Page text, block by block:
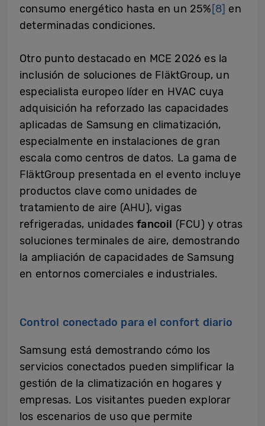
consumo energético hasta en un 25% [8] en
determinadas condiciones.
Otro punto destacado en MCE 2026 es la
inclusión de soluciones de FläktGroup, un
especialista europeo líder en HVAC cuya
adquisición ha reforzado las capacidades
aplicadas de Samsung en climatización,
especialmente en instalaciones de gran
escala como centros de datos. La gama de
FläktGroup presentada en el evento incluye
productos clave como unidades de
tratamiento de aire (AHU), vigas
refrigeradas, unidadesfancoil (FCU) y otras
soluciones terminales de aire, demostrando
la ampliación de capacidades de Samsung
en entornos comerciales e industriales.
Control conectado para el confort diario
Samsung está demostrando cómo los
servicios conectados pueden simplificar la
gestión de la climatización en hogares y
empresas. Los visitantes pueden explorar
los escenarios de uso que permite